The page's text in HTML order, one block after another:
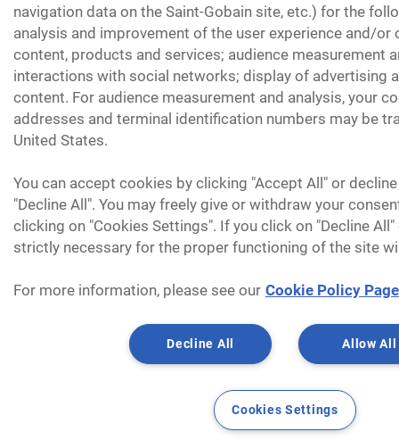
navigation data on the Saint-Gobain site, etc.) for the
analysis and improvement of the user experience and/or
content, products and services; audience measurement
interactions with social networks; display of advertising
content. For audience measurement and analysis, your
addresses and terminal identification numbers may be
United States.
You can accept cookies by clicking "Accept All" or
"Decline All". You may freely give or withdraw your
clicking on "Cookies Settings". If you click on "Decline
strictly necessary for the proper functioning of the site
For more information, please see our Cookie Policy Page
Allow All
Decline All
Cookies Settings